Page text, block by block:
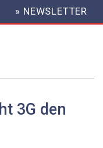
» NEWSLETTER
3G den